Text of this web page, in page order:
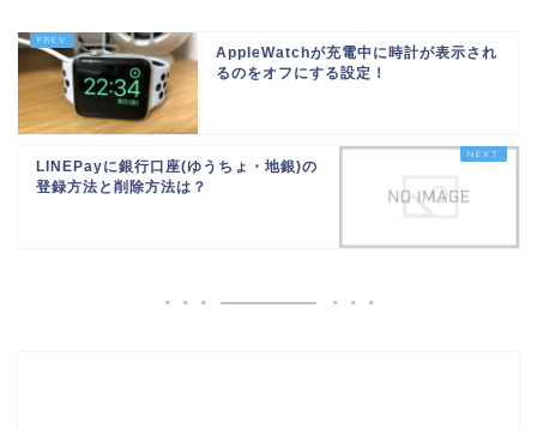
AppleWatchが充電中に時計が表示され
るのをオフにする設定！
LINEPayに銀行口座(ゆうちょ・地銀)の
登録方法と削除方法は？